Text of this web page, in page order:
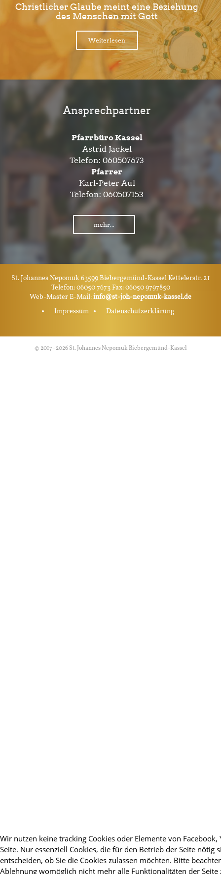
Christlicher Glaube meint eine Beziehung
des Menschen mit Gott
Weiterlesen
Ansprechpartner
Pfarrbüro Kassel
Astrid Jackel
Telefon: 060507673
Pfarrer
Karl-Peter Aul
Telefon: 060507153
mehr...
St. Johannes Nepomuk 63599 Biebergemünd-Kassel Kettelerstr. 21
Telefon: 06050 7673 Fax: 06050 9797850
Web-Master E-Mail:info@st-joh-nepomuk-kassel.de
Impressum
Datenschutzerklärung
© 2017–2026 St. Johannes Nepomuk Biebergemünd-Kassel
Wir nutzen keine tracking Cookies oder Elemente von Facebook,
Seite. Nur essenziell Cookies, die für den Betrieb der Seite nötig
entscheiden, ob Sie die Cookies zulassen möchten. Bitte
Ablehnung womöglich nicht mehr alle Funktionalitäten der Seite